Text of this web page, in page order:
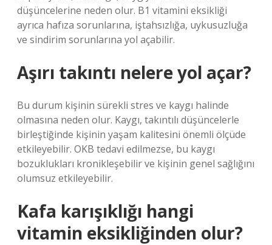
düşüncelerine neden olur. B1 vitamini eksikliği
ayrıca hafıza sorunlarına, iştahsızlığa, uykusuzluğa
ve sindirim sorunlarına yol açabilir.
Aşırı takıntı nelere yol açar?
Bu durum kişinin sürekli stres ve kaygı halinde
olmasına neden olur. Kaygı, takıntılı düşüncelerle
birleştiğinde kişinin yaşam kalitesini önemli ölçüde
etkileyebilir. OKB tedavi edilmezse, bu kaygı
bozuklukları kronikleşebilir ve kişinin genel sağlığını
olumsuz etkileyebilir.
Kafa karışıklığı hangi
vitamin eksikliğinden olur?